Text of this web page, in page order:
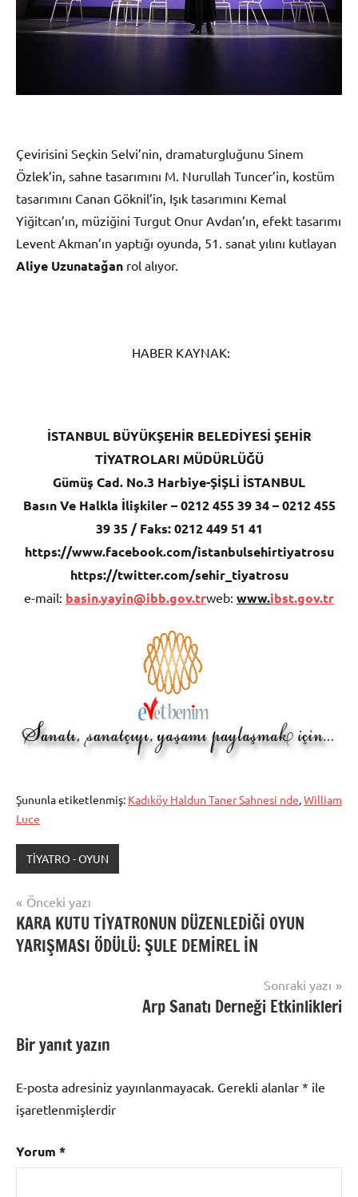
Çevirisini Seçkin Selvi’nin, dramaturgluğunu Sinem
Özlek’in, sahne tasarımını M. Nurullah Tuncer’in, kostüm
tasarımını Canan Göknil’in, Işık tasarımını Kemal
Yiğitcan’ın, müziğini Turgut Onur Avdan’ın, efekt tasarımı
Levent Akman’ın yaptığı oyunda, 51. sanat yılını kutlayan
Aliye Uzunatağan rol alıyor.
HABER KAYNAK:
İSTANBUL BÜYÜKŞEHİR BELEDİYESİ ŞEHİR
TİYATROLARI MÜDÜRLÜĞÜ
Gümüş Cad. No.3 Harbiye-ŞİŞLİ İSTANBUL
Basın Ve Halkla İlişkiler – 0212 455 39 34 – 0212 455
39 35 / Faks: 0212 449 51 41
https://www.facebook.com/istanbulsehirtiyatrosu
https://twitter.com/sehir_tiyatrosu
e-mail: basin.yayin@ibb.gov.trweb: www.ibst.gov.tr
Şununla etiketlenmiş: Kadıköy Haldun Taner Sahnesi nde,William
Luce
TİYATRO - OYUN
Yazı
gezinmesi
Önceki yazı
KARA KUTU TİYATRONUN DÜZENLEDİĞİ OYUN
YARIŞMASI ÖDÜLÜ: ŞULE DEMİREL İN
Sonraki yazı
Arp Sanatı Derneği Etkinlikleri
Bir yanıt yazın
E-posta adresiniz yayınlanmayacak. Gerekli alanlar * ile
işaretlenmişlerdir
Yorum *